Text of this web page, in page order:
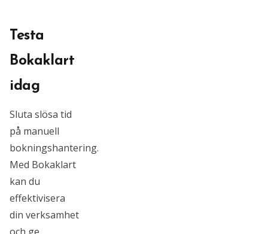
Testa
Bokaklart
idag
Sluta slösa tid
på manuell
bokningshantering.
Med Bokaklart
kan du
effektivisera
din verksamhet